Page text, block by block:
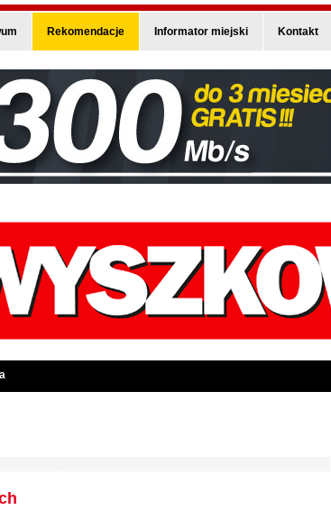
Rekomendacje Informator miejski Kontakt